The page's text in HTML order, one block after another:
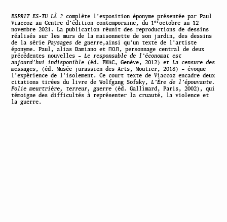
ESPRIT ES-TU LÀ ? complète l’exposition éponyme présentée par Paul
Viaccoz au Centre d’édition contemporaine, du 1eroctobre au 12
novembre 2021. La publication réunit des reproductions de dessins
réalisés sur les murs de la maisonnette de son jardin, des dessins
de la série Paysages de guerre,ainsi qu’un texte de l’artiste
éponyme. Paul, alias Damiano et ПОЛ, personnage central de deux
précédentes nouvelles – Le responsable de l’économat est
aujourd’hui indisponible (éd. FMAC, Genève, 2012) et La censure des
messages, (éd. Musée jurassien des Arts, Moutier, 2018) – évoque
l’expérience de l’isolement. Ce court texte de Viaccoz encadre deux
citations tirées du livre de Wolfgang Sofsky, L’Ère de l’épouvante.
Folie meurtrière, terreur, guerre (éd. Gallimard, Paris, 2002), qui
témoigne des difficultés à représenter la cruauté, la violence et
la guerre.